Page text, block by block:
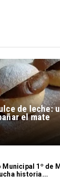
de leche:
el mate
Municipal 1º de
historia...